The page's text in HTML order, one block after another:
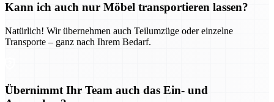
Kann ich auch nur Möbel transportieren lassen?
Natürlich! Wir übernehmen auch Teilumzüge oder einzelne
Transporte – ganz nach Ihrem Bedarf.
Übernimmt Ihr Team auch das Ein- und